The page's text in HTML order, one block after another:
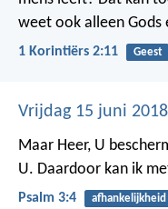
weet ook alleen Gods
1 Korintiërs 2:11 Geest
Vrijdag 15 juni 2018
Maar Heer, U
U. Daardoor kan ik
Psalm 3:4 afhankelijkheid